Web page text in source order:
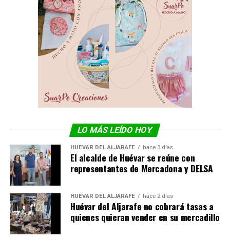
LO MÁS LEÍDO HOY
HUÉVAR DEL ALJARAFE hace 3 días
El alcalde de Huévar se reúne con
representantes de Mercadona y DELSA
HUÉVAR DEL ALJARAFE hace 2 días
Huévar del Aljarafe no cobrará tasas a
quienes quieran vender en su mercadillo